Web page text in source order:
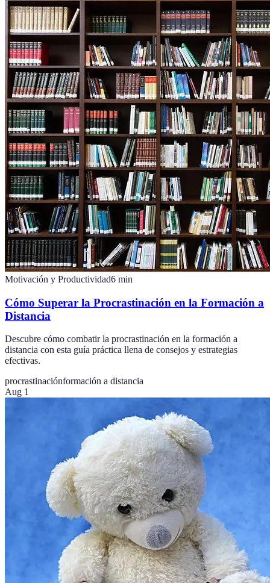
Motivación y Productividad6 min
Cómo Superar la Procrastinación en la Formación a
Distancia
Descubre cómo combatir la procrastinación en la formación a
distancia con esta guía práctica llena de consejos y estrategias
efectivas.
procrastinaciónformación a distancia
Aug 1